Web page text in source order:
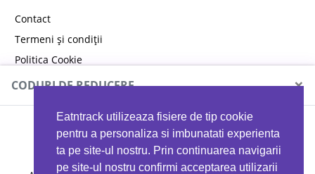
Eatntrack utilizeaza fisiere de tip cookie
pentru a personaliza si imbunatati experienta
ta pe site-ul nostru. Prin continuarea navigarii
pe site-ul nostru confirmi acceptarea utilizarii
Contact
Termeni și condiții
Politica Cookie
Politica de confidențialitate
CODURI DE REDUCERE ×
MYPROTEIN